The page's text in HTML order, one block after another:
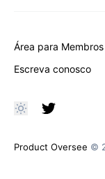
Área para Membros
Escreva conosco
Product Oversee ©